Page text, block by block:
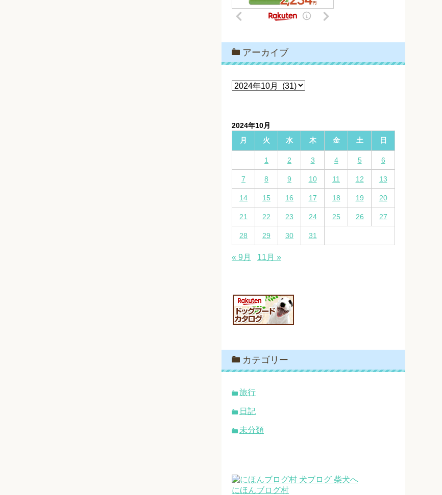
アーカイブ
ア
ブ
2024年10月
月
火 水 木 金 土 日
1 2 3 4 5 6
7 8 9 10 11 12 13
14 15 16 17 18 19 20
21 22 23 24 25 26 27
28 29 30 31
« 9月 11月 »
カテゴリー
旅行
日記
未分類
にほんブログ村